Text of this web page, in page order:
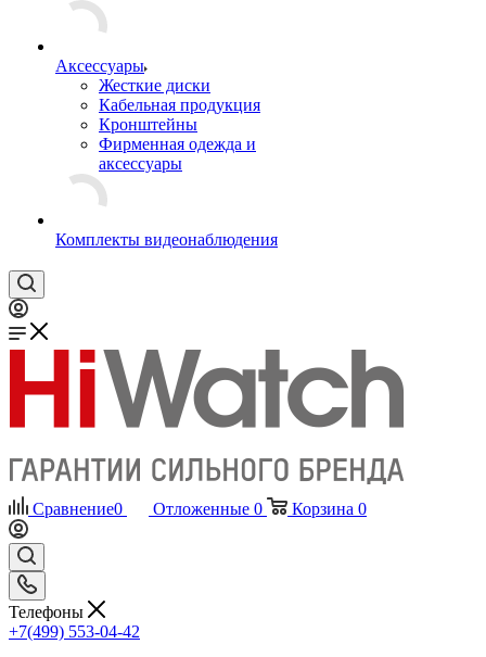
Аксессуары
Жесткие диски
Кабельная продукция
Кронштейны
Фирменная одежда и
аксессуары
Комплекты видеонаблюдения
Сравнение0 Отложенные 0 Корзина 0
Телефоны
+7(499) 553-04-42